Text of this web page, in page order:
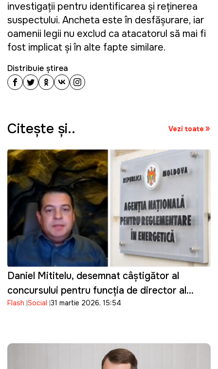
investigații pentru identificarea și reținerea
suspectului. Ancheta este în desfășurare, iar
oamenii legii nu exclud ca atacatorul să mai fi
fost implicat și în alte fapte similare.
Distribuie știrea
Citeşte şi.. Vezi toate
Daniel Mititelu, desemnat câștigător al
concursului pentru funcția de director al
ANRE
Flash Social 31 martie 2026, 15:54